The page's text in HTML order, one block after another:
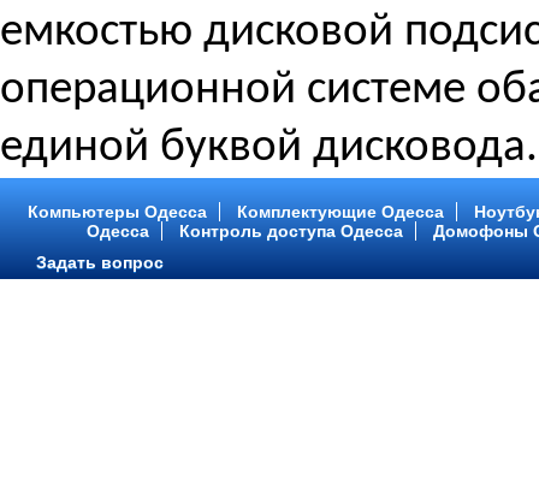
емкостью дисковой
операционной системе
единой буквой дисковода.
Компьютеры Одесса Комплектующие Одесса
Одесса
Контроль доступа Одесса
Домофоны
Задать вопрос